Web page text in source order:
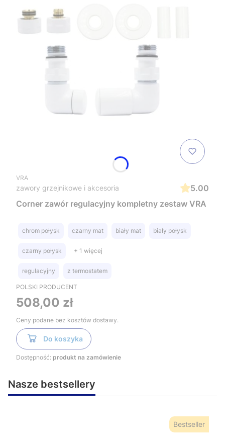
VRA
zawory grzejnikowe i akcesoria
5.00
Corner zawór regulacyjny kompletny zestaw VRA
chrom połysk czarny mat biały mat biały połysk
czarny połysk + 1 więcej
regulacyjny z termostatem
POLSKI PRODUCENT
Cena
508,00 zł
Ceny podane bez kosztów dostawy.
Do koszyka
Dostępność: produkt na zamówienie
Nasze bestsellery
Bestseller